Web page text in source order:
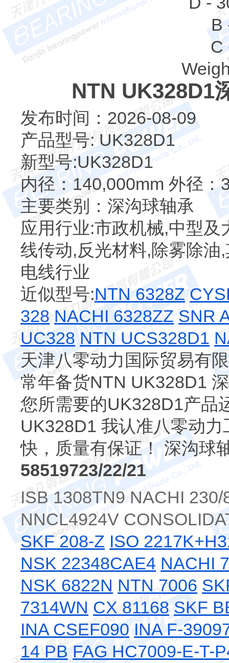
B
C
NTN UK328D1
发布时间：2026-08-09
产品型号: UK328D1
新型号:UK328D1
内径：140,000mm 外径
主要类别：深沟球轴承
应用行业:市政机械,中型
线传动,反光材料,除雾除
电线行业
近似型号:NTN 6328Z
328 NACHI 6328ZZ SNR
UC328 NTN UCS328D1
天津八零动力国际贸易有
常年备货NTN UK328D1
您所需要的UK328D1产品
UK328D1 我认准八零动
快，质量有保证！ 深沟球
58519723/22/21
ISB 1308TN9 NACHI
NNCL4924V
SKF 208-Z ISO
NSK 22348CAE4 NACHI
NSK 6822N NTN 7006
7314WN CX 81168 SKF
INA CSEF090 INA F-
14 PB FAG HC7009-E-T-